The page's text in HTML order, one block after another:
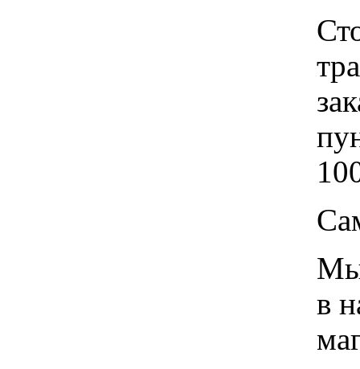
Мы
в